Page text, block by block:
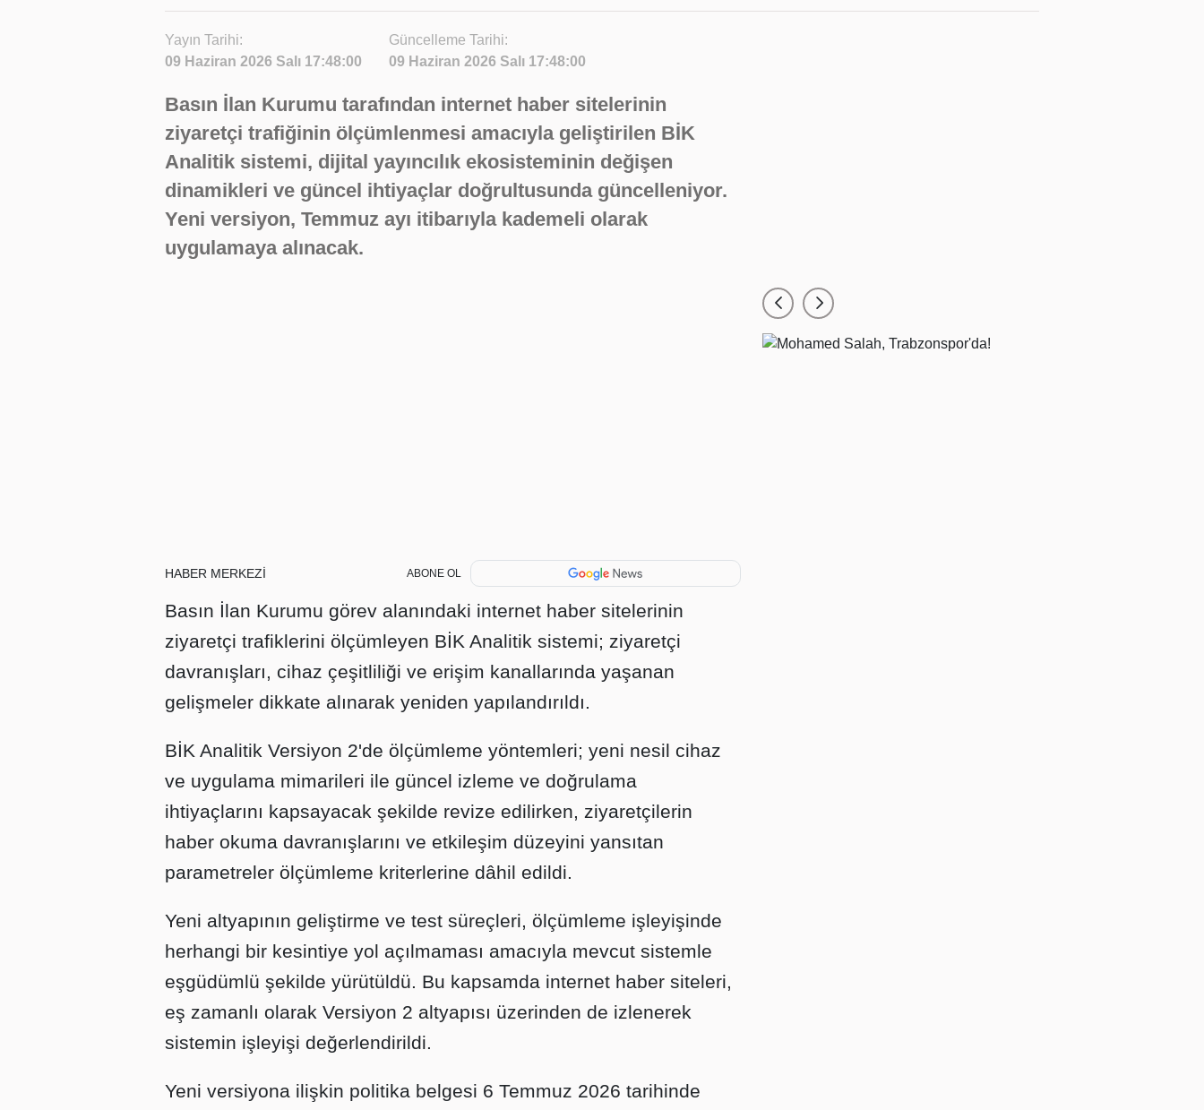
Yayın Tarihi:
09 Haziran 2026 Salı 17:48:00
Güncelleme Tarihi:
09 Haziran 2026 Salı 17:48:00
Basın İlan Kurumu tarafından internet haber sitelerinin
ziyaretçi trafiğinin ölçümlenmesi amacıyla geliştirilen BİK
Analitik sistemi, dijital yayıncılık ekosisteminin değişen
dinamikleri ve güncel ihtiyaçlar doğrultusunda güncelleniyor.
Yeni versiyon, Temmuz ayı itibarıyla kademeli olarak
uygulamaya alınacak.
HABER MERKEZİ ABONE OL
Basın İlan Kurumu görev alanındaki internet haber sitelerinin
ziyaretçi trafiklerini ölçümleyen BİK Analitik sistemi; ziyaretçi
davranışları, cihaz çeşitliliği ve erişim kanallarında yaşanan
gelişmeler dikkate alınarak yeniden yapılandırıldı.
BİK Analitik Versiyon 2'de ölçümleme yöntemleri; yeni nesil cihaz
ve uygulama mimarileri ile güncel izleme ve doğrulama
ihtiyaçlarını kapsayacak şekilde revize edilirken, ziyaretçilerin
haber okuma davranışlarını ve etkileşim düzeyini yansıtan
parametreler ölçümleme kriterlerine dâhil edildi.
Yeni altyapının geliştirme ve test süreçleri, ölçümleme işleyişinde
herhangi bir kesintiye yol açılmaması amacıyla mevcut sistemle
eşgüdümlü şekilde yürütüldü. Bu kapsamda internet haber siteleri,
eş zamanlı olarak Versiyon 2 altyapısı üzerinden de izlenerek
sistemin işleyişi değerlendirildi.
Yeni versiyona ilişkin politika belgesi 6 Temmuz 2026 tarihinde